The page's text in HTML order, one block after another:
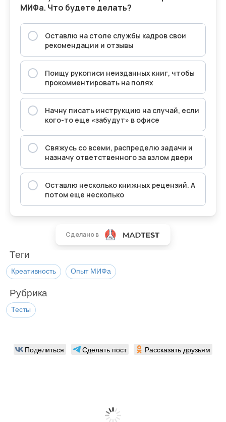
Теги
Креативность Опыт МИФа
Рубрика
Тесты
Поделиться Сделать пост Рассказать друзьям